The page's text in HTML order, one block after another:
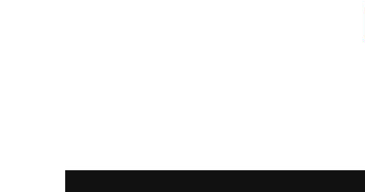
LA PLAYLIST DELLE NOSTRE TOP